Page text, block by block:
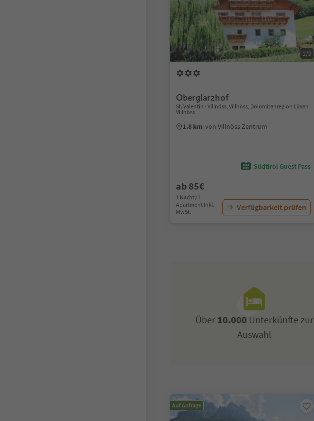
1/9
Oberglarzhof
St. Valentin - Villnöss, Villnöss, Dolomitenregion Lüsen
Villnöss
1.8 km von Villnöss Zentrum
Südtirol Guest Pass
ab 85€
1 Nacht / 1
Apartment Inkl.
MwSt.
Verfügbarkeit prüfen
Über10.000 Unterkünfte zur
Auswahl
Auf Anfrage